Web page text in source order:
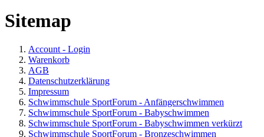
Sitemap
Account - Login
Warenkorb
AGB
Datenschutzerklärung
Impressum
Schwimmschule SportForum - Anfängerschwimmen
Schwimmschule SportForum - Babyschwimmen
Schwimmschule SportForum - Babyschwimmen verkürzt
Schwimmschule SportForum - Bronzeschwimmen